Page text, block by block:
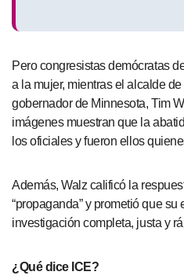
Pero congresistas demócratas
a la mujer, mientras el alcalde
gobernador de Minnesota, Tim
imágenes muestran que la
los oficiales y fueron ellos
Además, Walz calificó la
“propaganda” y prometió que su
investigación completa, justa y
¿Qué dice ICE?